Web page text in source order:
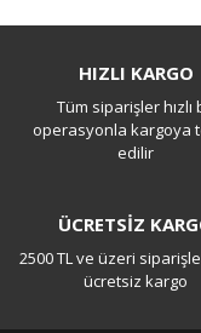
HIZLI KARGO
Tüm siparişler hızlı
operasyonla kargoya
edilir
ÜCRETSİZ
2500 TL ve üzeri
ücretsiz kargo